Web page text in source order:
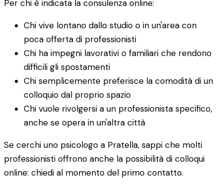
Per chi è indicata la consulenza online:
Chi vive lontano dallo studio o in un'area con
poca offerta di professionisti
Chi ha impegni lavorativi o familiari che rendono
difficili gli spostamenti
Chi semplicemente preferisce la comodità di un
colloquio dal proprio spazio
Chi vuole rivolgersi a un professionista specifico,
anche se opera in un'altra città
Se cerchi uno psicologo a Pratella, sappi che molti
professionisti offrono anche la possibilità di colloqui
online: chiedi al momento del primo contatto.